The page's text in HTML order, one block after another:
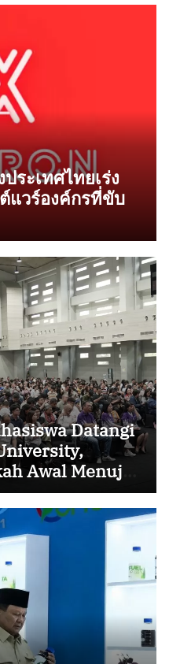
ระเทศไทยเร่ง
แวร์องค์กรที่ขับ
Datangi
Awal Menuju